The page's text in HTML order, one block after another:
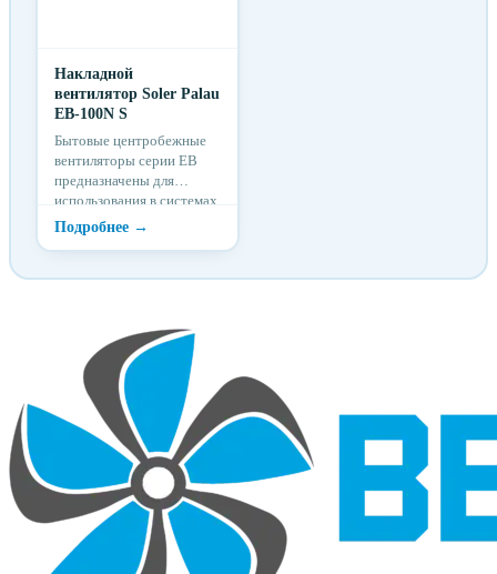
Накладной
вентилятор Soler Palau
EB-100N S
Бытовые центробежные
вентиляторы серии EB
предназначены для
использования в системах
вентиляции с большой
протяженностью воз...